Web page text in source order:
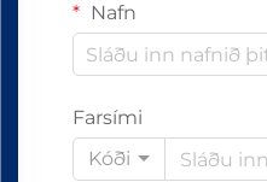
Nafn
Farsími
Kóði